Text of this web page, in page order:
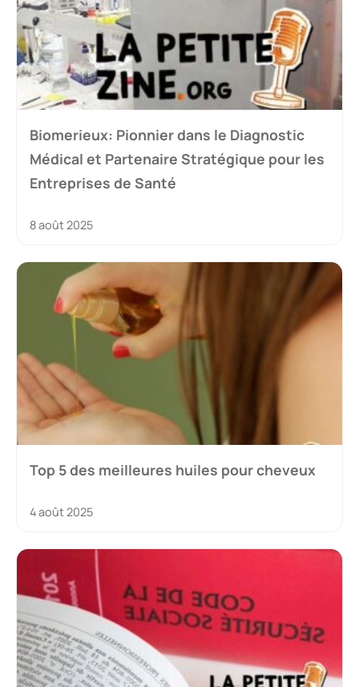
Biomerieux: Pionnier dans le Diagnostic
Médical et Partenaire Stratégique pour les
Entreprises de Santé
8 août 2025
Top 5 des meilleures huiles pour cheveux
4 août 2025